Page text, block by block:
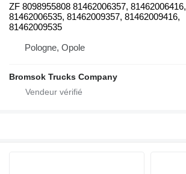
ZF 8098955808 81462006357, 81462006416,
81462006535, 81462009357, 81462009416,
81462009535
Pologne, Opole
Bromsok Trucks Company